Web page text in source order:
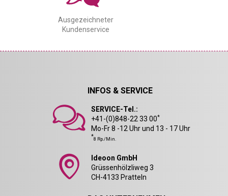
Ausgezeichneter
Kundenservice
INFOS & SERVICE
SERVICE-Tel.:
+41-(0)848-22 33 00*
Mo-Fr 8 -12 Uhr und 13 - 17 Uhr
*8 Rp./Min.
Ideoon GmbH
Grüssenhölzliweg 3
CH-4133 Pratteln